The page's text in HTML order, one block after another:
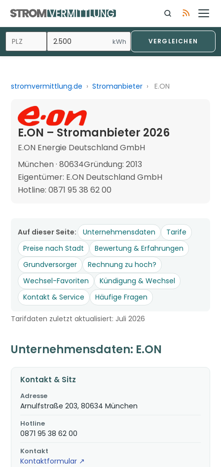
kWh VERGLEICHEN
stromvermittlung.de › Stromanbieter › E.ON
E.ON – Stromanbieter 2026
E.ON Energie Deutschland GmbH
München · 80634Gründung: 2013
Eigentümer: E.ON Deutschland GmbH
Hotline: 0871 95 38 62 00
Auf dieser Seite: Unternehmensdaten
Tarife
Preise nach Stadt
Bewertung & Erfahrungen
Grundversorger
Rechnung zu hoch?
Wechsel-Favoriten
Kündigung & Wechsel
Kontakt & Service
Häufige Fragen
Tarifdaten zuletzt aktualisiert: Juli 2026
Unternehmensdaten: E.ON
Kontakt & Sitz
Adresse
Arnulfstraße 203, 80634 München
Hotline
0871 95 38 62 00
Kontakt
Kontaktformular ↗